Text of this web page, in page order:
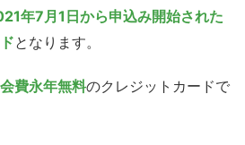
年7月1日から申込み開始された
となります。
費永年無料のクレジットカードで